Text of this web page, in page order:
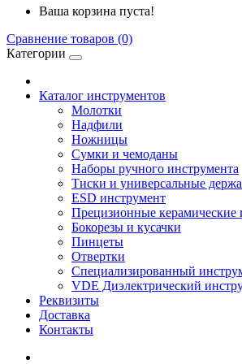
Ваша корзина пуста!
Сравнение товаров (0)
Категории
Каталог инструментов
Молотки
Надфили
Ножницы
Сумки и чемоданы
Наборы ручного инструмента
Тиски и универсальные
ESD инструмент
Прецизионные керамические
Бокорезы и кусачки
Пинцеты
Отвертки
Специализированный
VDE Диэлектрический
Реквизиты
Доставка
Контакты